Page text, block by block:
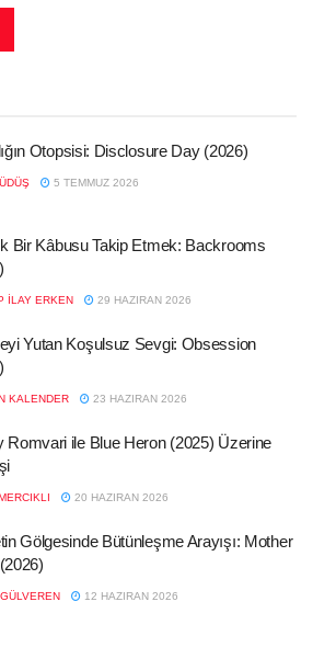
Otopsisi: Disclosure Day (2026)
5 TEMMUZ 2026
Bir Kâbusu Takip Etmek: Backrooms
İLAY ERKEN 29 HAZIRAN 2026
Yutan Koşulsuz Sevgi: Obsession
KALENDER 23 HAZIRAN 2026
Romvari ile Blue Heron (2025) Üzerine
20 HAZIRAN 2026
Gölgesinde Bütünleşme Arayışı: Mother
12 HAZIRAN 2026